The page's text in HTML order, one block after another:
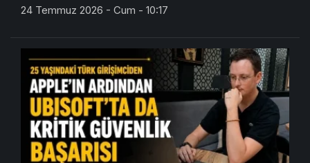
24 Temmuz 2026 - Cum - 10:17